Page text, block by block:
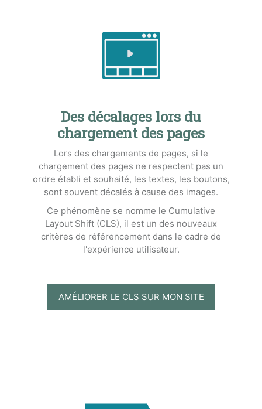
Des décalages lors du
chargement des pages
Lors des chargements de pages, si le
chargement des pages ne respectent pas un
ordre établi et souhaité, les textes, les boutons,
sont souvent décalés à cause des images.
Ce phénomène se nomme le Cumulative
Layout Shift (CLS), il est un des nouveaux
critères de référencement dans le cadre de
l'expérience utilisateur.
AMÉLIORER LE CLS SUR MON SITE